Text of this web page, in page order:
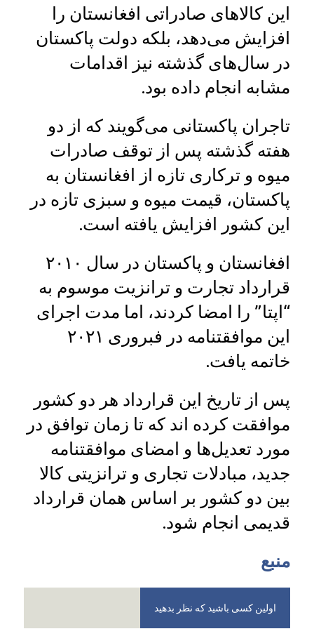
این کالاهای صادراتی افغانستان را
افزایش می‌دهد، بلکه دولت پاکستان
در سال‌های گذشته نیز اقدامات
مشابه انجام داده بود.
تاجران پاکستانی می‌گویند که از دو
هفته گذشته پس از توقف صادرات
میوه و ترکاری تازه از افغانستان به
پاکستان، قیمت میوه و سبزی تازه در
این کشور افزایش یافته است.
افغانستان و پاکستان در سال ۲۰۱۰
قرارداد تجارت و ترانزیت موسوم به
“اپتا” را امضا کردند، اما مدت اجرای
این موافقتنامه در فبروری ۲۰۲۱
خاتمه یافت.
پس از تاریخ این قرارداد هر دو کشور
موافقت کرده اند که تا زمان توافق در
مورد تعدیل‌ها و امضای موافقتنامه
جدید، مبادلات تجاری و ترانزیتی کالا
بین دو کشور بر اساس همان قرارداد
قدیمی انجام شود.
منبع
اولین کسی باشید که نظر بدهید